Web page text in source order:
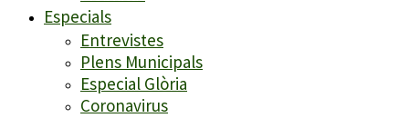
Especials
Entrevistes
Plens Municipals
Especial Glòria
Coronavirus